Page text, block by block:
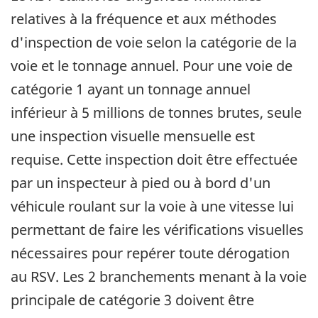
relatives à la fréquence et aux méthodes
d'inspection de voie selon la catégorie de la
voie et le tonnage annuel. Pour une voie de
catégorie 1 ayant un tonnage annuel
inférieur à 5 millions de tonnes brutes, seule
une inspection visuelle mensuelle est
requise. Cette inspection doit être effectuée
par un inspecteur à pied ou à bord d'un
véhicule roulant sur la voie à une vitesse lui
permettant de faire les vérifications visuelles
nécessaires pour repérer toute dérogation
au RSV. Les 2 branchements menant à la voie
principale de catégorie 3 doivent être